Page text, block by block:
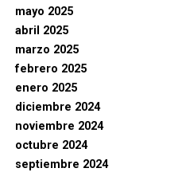
mayo 2025
abril 2025
marzo 2025
febrero 2025
enero 2025
diciembre 2024
noviembre 2024
octubre 2024
septiembre 2024